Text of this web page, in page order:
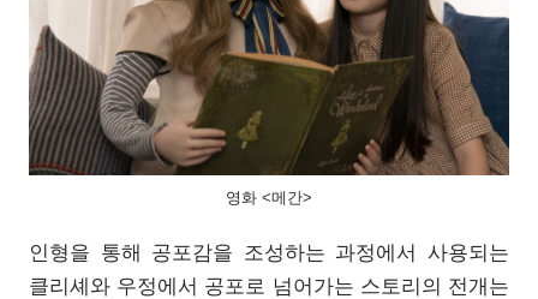
영화 <메간>
인형을 통해 공포감을 조성하는 과정에서 사용되는
클리셰와 우정에서 공포로 넘어가는 스토리의 전개는